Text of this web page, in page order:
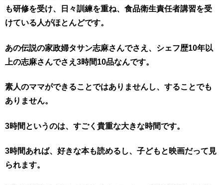
も研修を受け、日々訓練を重ね、食品衛生責任者講習を受
けている人がほとんどです。
あの伝説の家政婦タサン志麻さんでさえ、シェフ歴10年以
上の志麻さんでさえ3時間10品なんです。
素人のママができることではありませんし、することでも
ありません。
3時間というのは、すごく貴重な大きな時間です。
3時間あれば、好きな本も読めるし、子どもと映画だって見
られます。